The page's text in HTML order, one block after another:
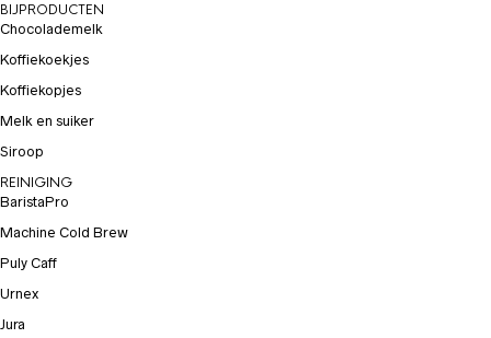
BIJPRODUCTEN
Chocolademelk
Koffiekoekjes
Koffiekopjes
Melk en suiker
Siroop
REINIGING
BaristaPro
Machine Cold Brew
Puly Caff
Urnex
Jura